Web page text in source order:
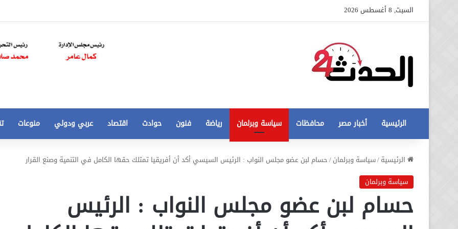
السبت, 8 أغسطس 2026
الرئيسية أخبار مصر محافظات سياسة وبرلمان رياضة فنون حوادث اقتصاد عربي ودولي منوعات
الرئيسية/سياسة وبرلمان/حسام لبن عضو مجلس النواب : الرئيس السيسي أكد أن أفريقيا تمتلك حقها الكامل في التنمية وصنع القرار
سياسة وبرلمان
حسام لبن عضو مجلس النواب : الرئيس
عاجل
أزمة
مخالفات
12 أغسطس، 2020
عاجل تطورات جديدة في أزمة مخالفات
تخفيض
250
الي
50
21 أغسطس، 2020